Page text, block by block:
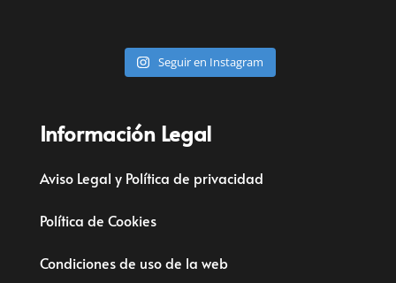
Seguir en Instagram
Información Legal
Aviso Legal y Política de privacidad
Política de Cookies
Condiciones de uso de la web